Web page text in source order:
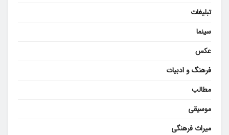
تبلیغات
سینما
عکس
فرهنگ و ادبیات
مطالب
موسیقی
میراث فرهنگی